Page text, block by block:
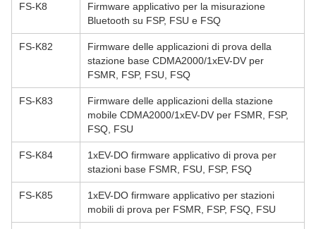
FS-K8
Firmware applicativo per la misurazione
Bluetooth su FSP, FSU e FSQ
FS-K82
Firmware delle applicazioni di prova della
stazione base CDMA2000/1xEV-DV per
FSMR, FSP, FSU, FSQ
FS-K83
Firmware delle applicazioni della stazione
mobile CDMA2000/1xEV-DV per FSMR, FSP,
FSQ, FSU
FS-K84
1xEV-DO firmware applicativo di prova per
stazioni base FSMR, FSU, FSP, FSQ
FS-K85
1xEV-DO firmware applicativo per stazioni
mobili di prova per FSMR, FSP, FSQ, FSU